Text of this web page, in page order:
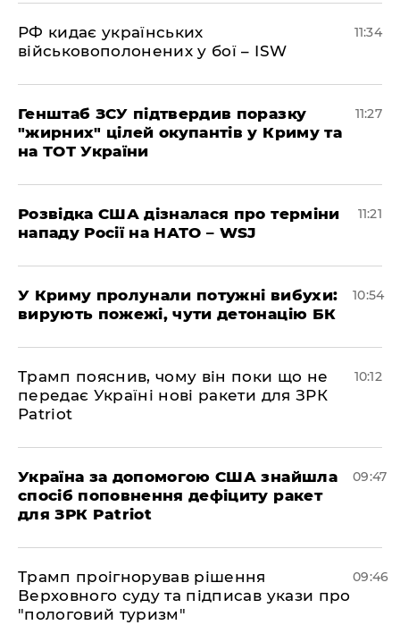
РФ кидає українських
військовополонених у бої – ISW
11:34
Генштаб ЗСУ підтвердив поразку
"жирних" цілей окупантів у Криму та
на ТОТ України
11:27
Розвідка США дізналася про терміни
нападу Росії на НАТО – WSJ
11:21
У Криму пролунали потужні вибухи:
вирують пожежі, чути детонацію БК
10:54
Трамп пояснив, чому він поки що не
передає Україні нові ракети для ЗРК
Patriot
10:12
Україна за допомогою США знайшла
спосіб поповнення дефіциту ракет
для ЗРК Patriot
09:47
Трамп проігнорував рішення
Верховного суду та підписав укази про
"пологовий туризм"
09:46